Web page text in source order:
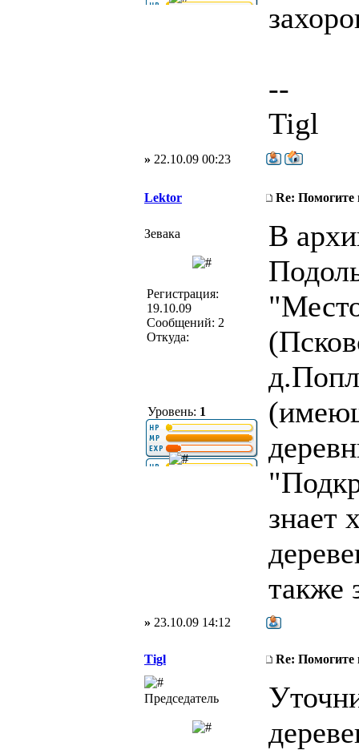
--
Tigl
» 22.10.09 00:23
Lektor Re:
Зевака
Регистрация:
19.10.09
Сообщений: 2
Откуда:
Уровень: 1
В
знает
также
» 23.10.09 14:12
Tigl Re:
Председатель